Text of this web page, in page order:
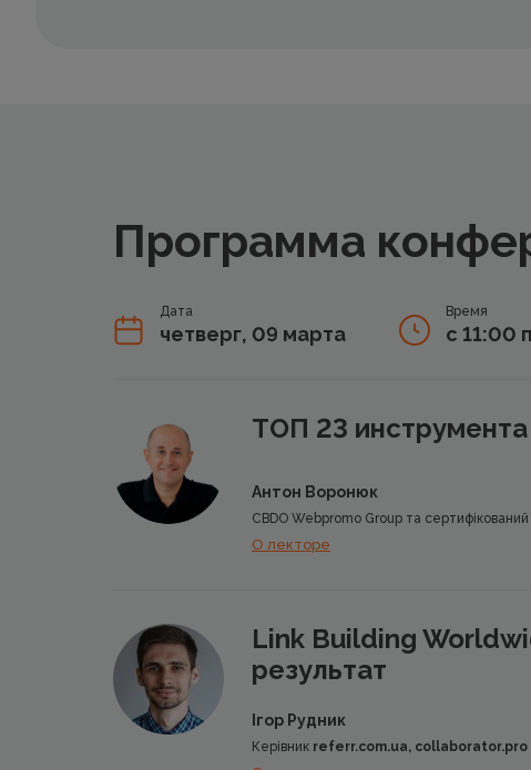
Программа
Дата
четверг, 09 марта
Время
с 11:00
ТОП 23 инструмента
Антон Воронюк
CBDO Webpromo Group та
О лекторе
Link Building
результат
Ігор Рудник
Керівник referr.com.ua, collaborator.pro